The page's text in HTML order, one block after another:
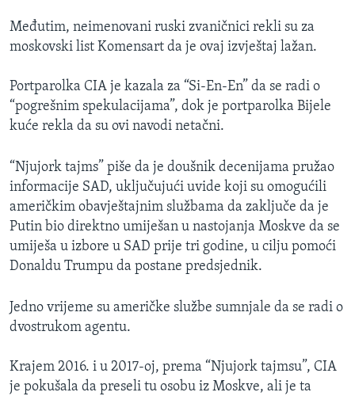
Međutim, neimenovani ruski zvaničnici rekli su za
moskovski list Komensart da je ovaj izvještaj lažan.
Portparolka CIA je kazala za “Si-En-En” da se radi o
“pogrešnim spekulacijama”, dok je portparolka Bijele
kuće rekla da su ovi navodi netačni.
“Njujork tajms” piše da je doušnik decenijama pružao
informacije SAD, uključujući uvide koji su omogućili
američkim obavještajnim službama da zaključe da je
Putin bio direktno umiješan u nastojanja Moskve da se
umiješa u izbore u SAD prije tri godine, u cilju pomoći
Donaldu Trumpu da postane predsjednik.
Jedno vrijeme su američke službe sumnjale da se radi o
dvostrukom agentu.
Krajem 2016. i u 2017-oj, prema “Njujork tajmsu”, CIA
je pokušala da preseli tu osobu iz Moskve, ali je ta